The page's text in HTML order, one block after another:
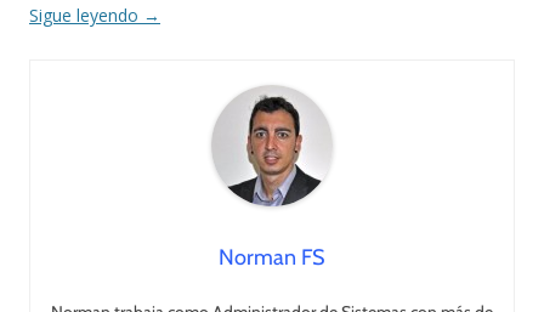
Sigue leyendo →
Norman FS